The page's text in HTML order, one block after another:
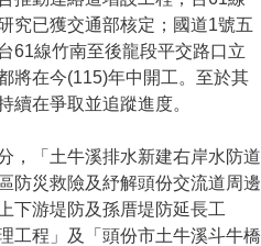
究已獲交通部核定；國道1號五
61線竹南至後龍段平交路口立
將在今(115)年中開工。至於其
續在爭取並追蹤進度。
，「土牛溪排水新建右岸水防道
防災救險及紓解頭份交流道周邊
下游堤防及孫厝堤防延長工
工程」及「頭份市土牛溪斗牛橋